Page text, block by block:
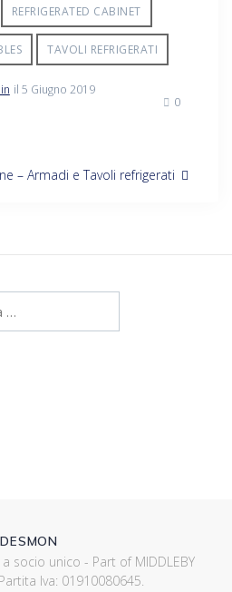
REFRIGERATED CABINET
TAVOLI REFRIGERATI
il 5 Giugno 2019
0
– Armadi e Tavoli refrigerati
DESMON
socio unico - Part of MIDDLEBY
Iva: 01910080645.